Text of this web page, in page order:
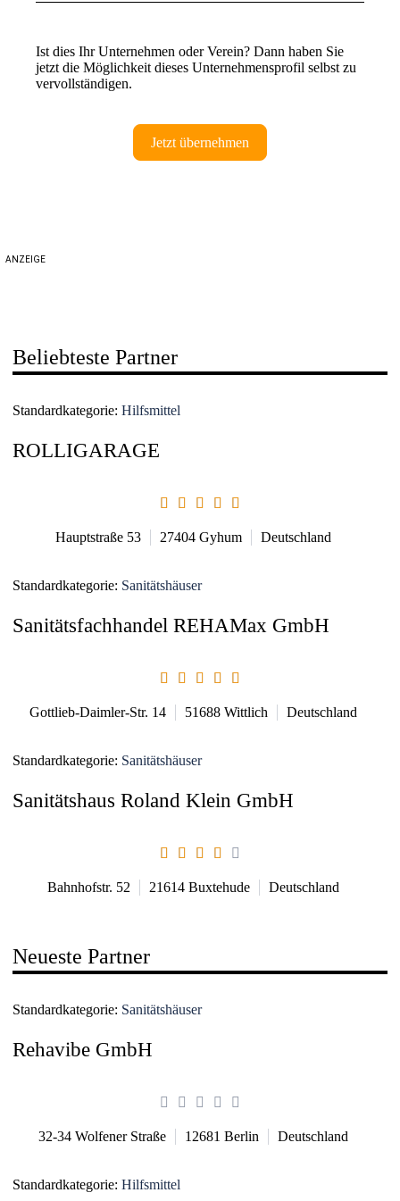
Ist dies Ihr Unternehmen oder Verein? Dann haben Sie
jetzt die Möglichkeit dieses Unternehmensprofil selbst zu
vervollständigen.
Jetzt übernehmen
ANZEIGE
Beliebteste Partner
Standardkategorie: Hilfsmittel
ROLLIGARAGE
Hauptstraße 53 27404 Gyhum Deutschland
Standardkategorie: Sanitätshäuser
Sanitätsfachhandel REHAMax GmbH
Gottlieb-Daimler-Str. 14 51688 Wittlich Deutschland
Standardkategorie: Sanitätshäuser
Sanitätshaus Roland Klein GmbH
Bahnhofstr. 52 21614 Buxtehude Deutschland
Neueste Partner
Standardkategorie: Sanitätshäuser
Rehavibe GmbH
32-34 Wolfener Straße 12681 Berlin Deutschland
Standardkategorie: Hilfsmittel